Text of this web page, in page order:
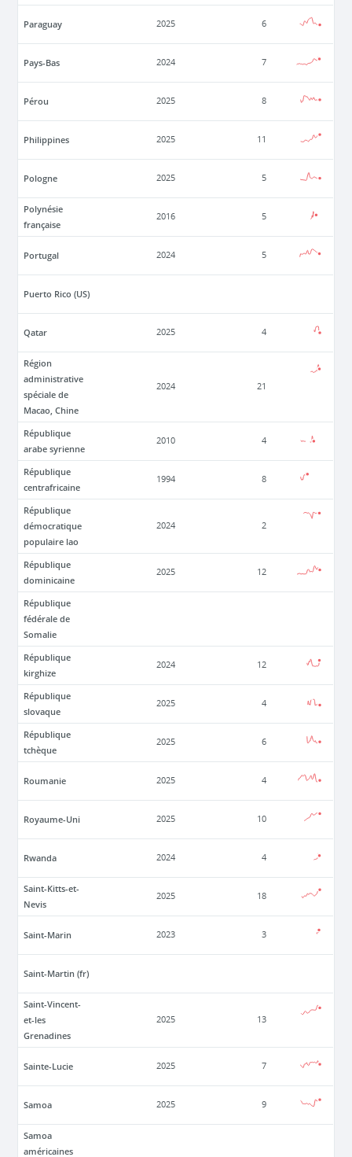
Paraguay 2025 6
Pays-Bas 2024 7
Pérou 2025 8
Philippines 2025 11
Pologne 2025 5
Polynésie
française
2016 5
Portugal 2024 5
Puerto Rico (US)
Qatar 2025 4
Région
administrative
spéciale de
Macao, Chine
2024 21
République
arabe syrienne
2010 4
République
centrafricaine
1994 8
République
démocratique
populaire lao
2024 2
République
dominicaine
2025 12
République
fédérale de
Somalie
République
kirghize
2024 12
République
slovaque
2025 4
République
tchèque
2025 6
Roumanie 2025 4
Royaume-Uni 2025 10
Rwanda 2024 4
Saint-Kitts-et-
Nevis
2025 18
Saint-Marin 2023 3
Saint-Martin (fr)
Saint-Vincent-
et-les
Grenadines
2025 13
Sainte-Lucie 2025 7
Samoa 2025 9
Samoa
américaines